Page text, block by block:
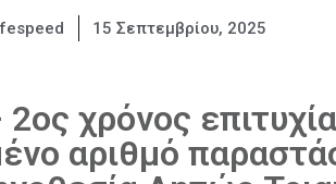
15 Σεπτεμβρίου, 2025
χρόνος
αριθμό